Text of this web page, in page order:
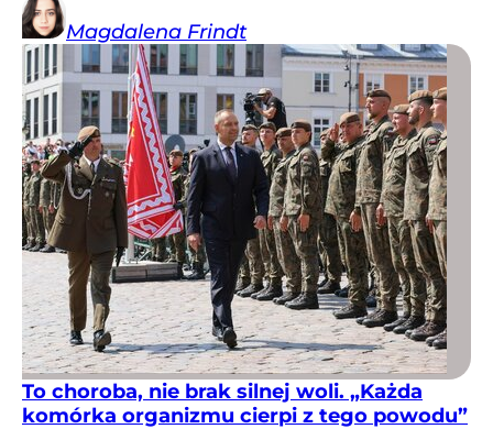
Magdalena Frindt
To choroba, nie brak silnej woli. „Każda
komórka organizmu cierpi z tego powodu”